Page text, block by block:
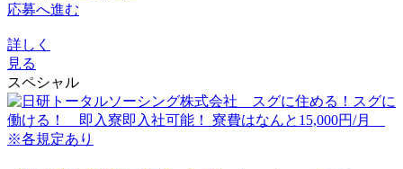
応募へ進む
詳しく
見る
スペシャル